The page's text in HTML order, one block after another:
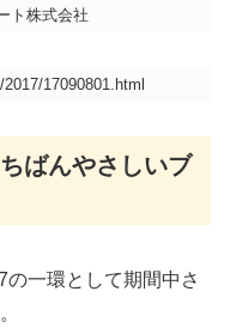
ト株式会社
17090801.html
ばんやさしいブ
一環として期間中さ